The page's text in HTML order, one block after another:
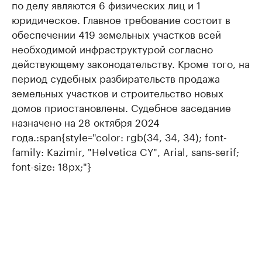
по делу являются 6 физических лиц и 1
юридическое. Главное требование состоит в
обеспечении 419 земельных участков всей
необходимой инфраструктурой согласно
действующему законодательству. Кроме того, на
период судебных разбирательств продажа
земельных участков и строительство новых
домов приостановлены. Судебное заседание
назначено на 28 октября 2024
года.:span{style="color: rgb(34, 34, 34); font-
family: Kazimir, "Helvetica CY", Arial, sans-serif;
font-size: 18px;"}